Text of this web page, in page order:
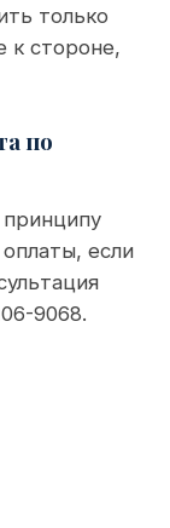
только
к стороне,
по
если
9068.